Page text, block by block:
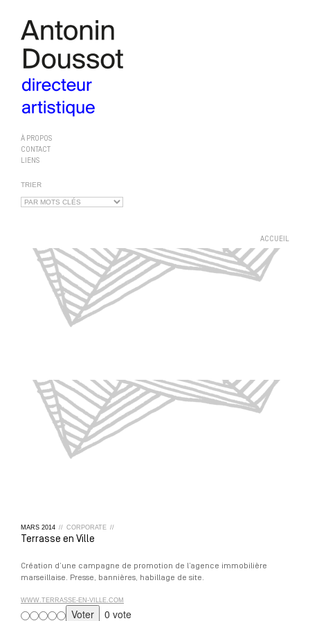
À PROPOS
CONTACT
LIENS
TRIER
ACCUEIL
MARS 2014 // CORPORATE //
Terrasse en Ville
Création d’une campagne de promotion de l’agence immobilière
marseillaise. Presse, bannières, habillage de site.
WWW.TERRASSE-EN-VILLE.COM
0 vote